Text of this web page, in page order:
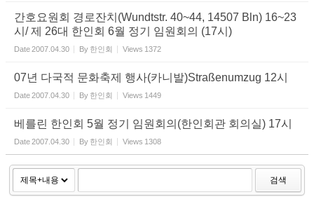
간호요원회 경로잔치(Wundtstr. 40~44, 14507 Bln) 16~23
시/ 제 26대 한인회 6월 정기 임원회의 (17시)
Date2007.04.30 By 한인회 Views 1372
07년 다국적 문화축제 행사(카니발)Straßenumzug 12시
Date2007.04.30 By 한인회 Views 1449
베를린 한인회 5월 정기 임원회의(한인회관 회의실) 17시
Date2007.04.30 By 한인회 Views 1308
검색